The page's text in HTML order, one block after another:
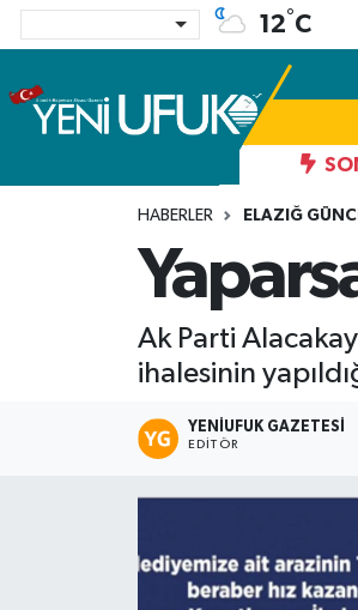
12°C
HABERLER ELAZIĞ
Ak Parti
ihalesinin
YENIUFUK GAZETESI
EDITÖR
Nöbetçi Eczaneler
Namaz Vakitleri
Trafik Durumu
Süper Lig Puan Durumu ve
Son Dakika Haberleri